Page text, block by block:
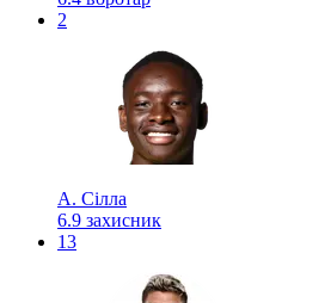
2
А. Сілла
6.9 захисник
13